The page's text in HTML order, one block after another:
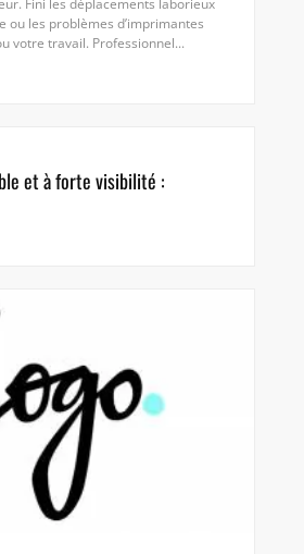
ou les problèmes d’imprimantes
votre travail. Professionnel...
et à forte visibilité :